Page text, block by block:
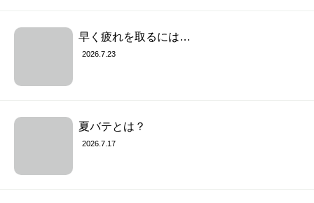
早く疲れを取るには…
2026.7.23
夏バテとは？
2026.7.17